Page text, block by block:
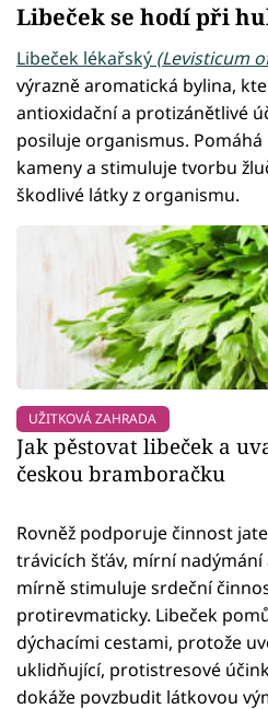
Libeček se hodí při
Libeček lékařský (Levisticum
výrazně aromatická bylina,
antioxidační a protizánětlivé
posiluje organismus.
kameny a stimuluje tvorbu
škodlivé látky z organismu.
UŽITKOVÁ ZAHRADA
Jak pěstovat libeček a
českou bramboračku
Rovněž podporuje činnost
trávicích šťáv, mírní nadýmání
mírně stimuluje srdeční
protirevmaticky. Libeček
dýchacími cestami, protože
uklidňující, protistresové
dokáže povzbudit látkovou